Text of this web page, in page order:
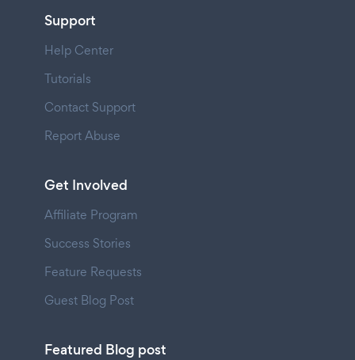
Support
Help Center
Tutorials
Contact Support
Report Abuse
Get Involved
Affiliate Program
Success Stories
Feature Requests
Guest Blog Post
Featured Blog post